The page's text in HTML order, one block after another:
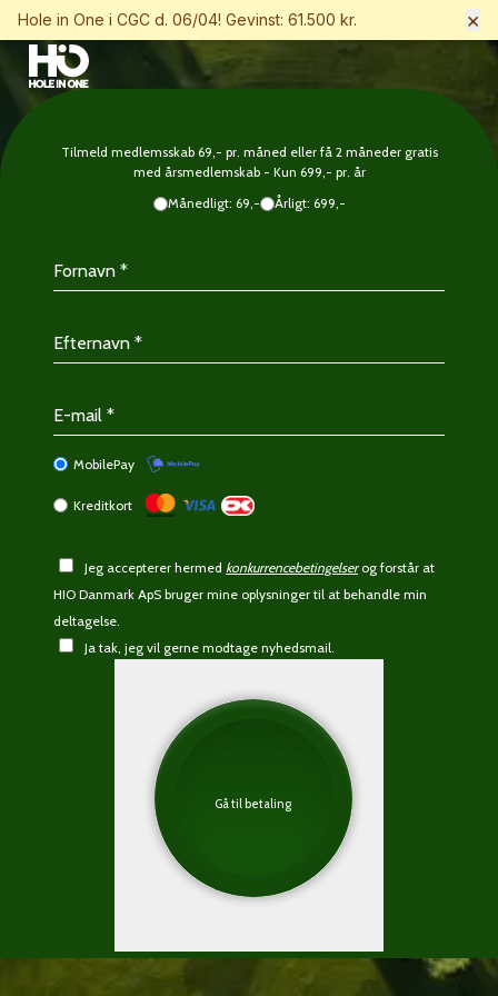
Hole in One i CGC d. 06/04! Gevinst: 61.500 kr. ×
Tilmeld medlemsskab 69,- pr. måned eller få 2 måneder gratis
med årsmedlemskab - Kun 699,- pr. år
Månedligt: 69,-
Årligt: 699,-
MobilePay
Kreditkort
Jeg accepterer hermed konkurrencebetingelserog forstår at
HIO Danmark ApS bruger mine oplysninger til at behandle min
deltagelse.
Ja tak, jeg vil gerne modtage nyhedsmail.
Gå til betaling